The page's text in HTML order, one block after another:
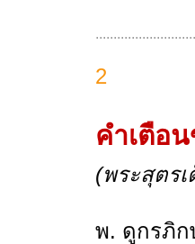
2
คำเตือ
(พระสุตร
พ. ดูกรภิก